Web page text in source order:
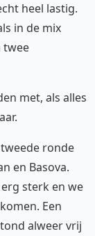
heel lastig.
in de mix
twee
met, als alles
ronde
en Basova.
sterk en we
Een
alweer vrij